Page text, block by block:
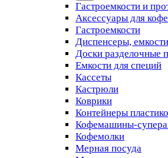
Гастроемкости и
Аксессуары для
Гастроемкости
Диспенсеры,
Доски разделочные
Емкости для специй
Кассеты
Кастрюли
Коврики
Контейнеры
Кофемашины-
Кофемолки
Мерная посуда